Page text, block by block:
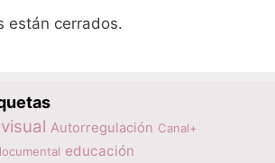
están cerrados.
Autorregulación Canal+
educación